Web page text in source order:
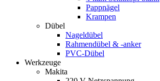
Pappnägel
Krampen
Dübel
Nageldübel
Rahmendübel & -anker
PVC-Dübel
Werkzeuge
Makita